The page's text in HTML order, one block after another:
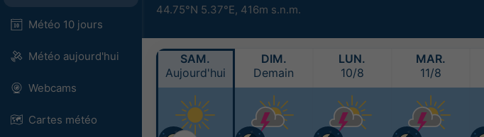
Météo 10 jours
Météo aujourd'hui
Webcams
Cartes météo
44.75°N 5.37°E, 416m s.n.m.
SAM.
Aujourd'hui
DIM.
Demain
LUN.
10/8
MAR.
11/8